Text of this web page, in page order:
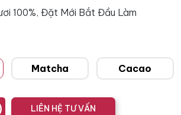
100%, Đặt Mới Bắt Đầu Làm
Matcha Cacao
LIÊN HỆ TƯ VẤN